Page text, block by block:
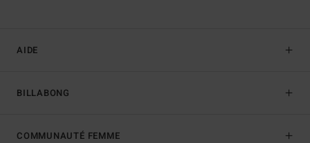
AIDE
BILLABONG
COMMUNAUTÉ FEMME